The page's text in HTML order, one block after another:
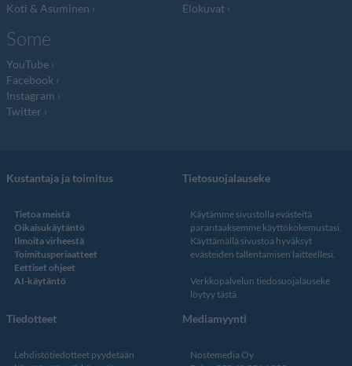
Koti & Asuminen
Elokuvat
Some
YouTube
Facebook
Instagram
Twitter
Kustantaja ja toimitus
Tietoa meistä
Oikaisukäytäntö
Ilmoita virheestä
Toimitusperiaatteet
Eettiset ohjeet
AI-käytäntö
Tietosuojalauseke
Käytämme sivustolla evästeitä
parantaaksemme käyttökokemustasi.
Käyttämällä sivustoa hyväksyt
evästeiden tallentamisen laitteellesi.
Verkkopalvelun tiedosuojalauseke
löytyy tästä
Tiedotteet
Lehdistötiedotteet pyydetään
Mediamyynti
Nostemedia Oy